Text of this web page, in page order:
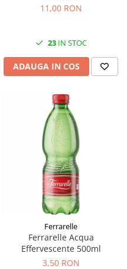
11,00 RON
23IN STOC
ADAUGA IN COS
Ferrarelle
Ferrarelle Acqua
Effervescente 500ml
3,50 RON